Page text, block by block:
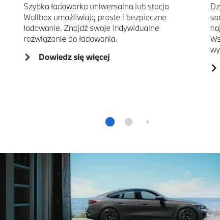
Szybka ładowarka uniwersalna lub stacja
Wallbox umożliwiają proste i bezpieczne
ładowanie. Znajdź swoje indywidualne
rozwiązanie do ładowania.
Dowiedz się więcej